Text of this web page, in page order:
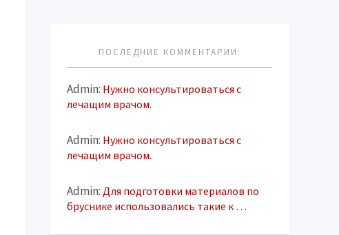
ПОСЛЕДНИЕ КОММЕНТАРИИ:
Admin: Нужно консультироваться с
лечащим врачом.
Admin: Нужно консультироваться с
лечащим врачом.
Admin: Для подготовки материалов по
бруснике использовались такие к …